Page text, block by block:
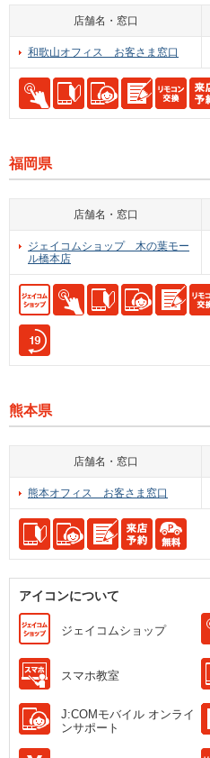
店舗名・窓口
和歌山オフィス お客さま窓口
福岡県
店舗名・窓口
ジェイコムショップ 木の葉モー
ル橋本店
熊本県
店舗名・窓口
熊本オフィス お客さま窓口
アイコンについて
ジェイコムショップ
スマホ教室
J:COMモバイル オンライ
ンサポート